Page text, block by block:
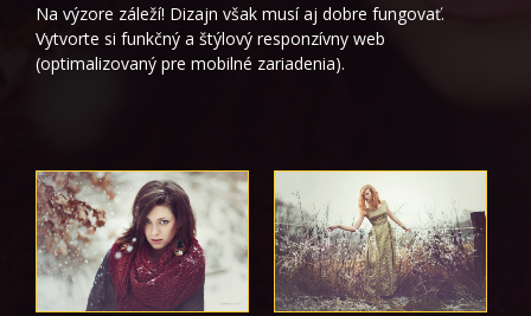
Na výzore záleží! Dizajn však musí aj dobre fungovať.
Vytvorte si funkčný a štýlový responzívny web
(optimalizovaný pre mobilné zariadenia).